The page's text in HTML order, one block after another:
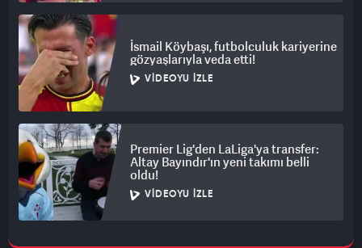
İsmail Köybaşı, futbolculuk kariyerine
gözyaşlarıyla veda etti!
VIDEOYU İZLE
Premier Lig'den LaLiga'ya transfer:
Altay Bayındır'ın yeni takımı belli
oldu!
VIDEOYU İZLE